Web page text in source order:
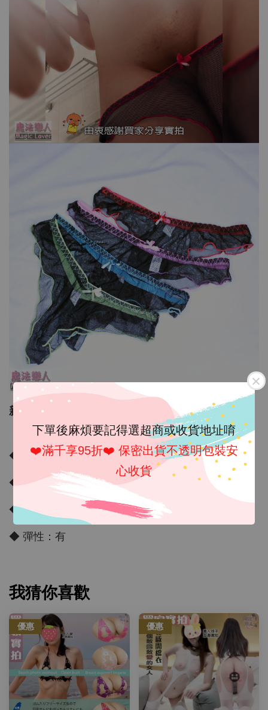
下單後麻煩要記得選超商或收貨地址唷
❤️滿千享95折❤️ 保密出貨不透明包裝安
心收貨
新版大牌工藝超美透膚薄紗寬丁內褲,品質升級版
《T301》
◆ 內容物：寬丁
◆ 商品材質：透膚網紗
◆ 商品顏色：如圖示
◆ 彈性：有
我猜你喜歡
優惠 優惠